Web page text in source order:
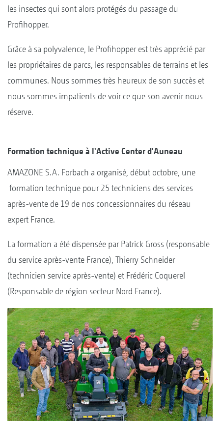
les insectes qui sont alors protégés du passage du
Profihopper.
Grâce à sa polyvalence, le Profihopper est très apprécié par
les propriétaires de parcs, les responsables de terrains et les
communes. Nous sommes très heureux de son succès et
nous sommes impatients de voir ce que son avenir nous
réserve.
Formation technique à l'Active Center d'Auneau
AMAZONE S.A. Forbach a organisé, début octobre, une
formation technique pour 25 techniciens des services
après-vente de 19 de nos concessionnaires du réseau
expert France.
La formation a été dispensée par Patrick Gross (responsable
du service après-vente France), Thierry Schneider
(technicien service après-vente) et Frédéric Coquerel
(Responsable de région secteur Nord France).